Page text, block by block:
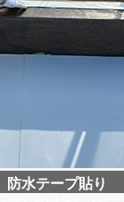
防水テープ貼り